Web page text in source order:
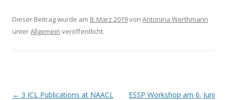
Dieser Beitrag wurde am 8. März 2019von Antonina Werthmann
unterAllgemein veröffentlicht.
Beitrags-
← 3 ICL Publications at NAACL
ESSP Workshop am 6. Juni